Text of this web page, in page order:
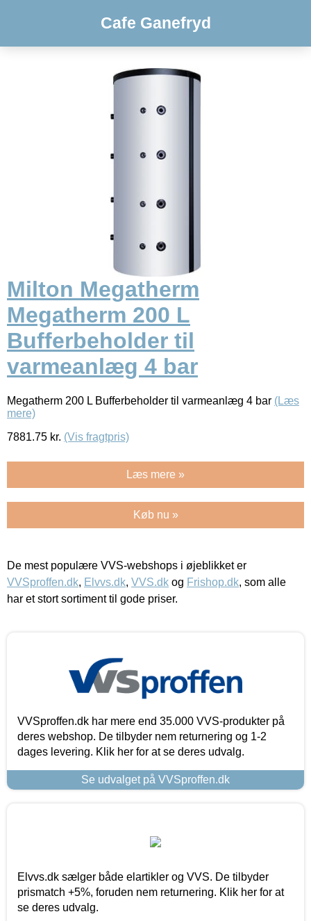
Cafe Ganefryd
Milton Megatherm
Megatherm 200 L
Bufferbeholder til
varmeanlæg 4 bar
Megatherm 200 L Bufferbeholder til varmeanlæg 4 bar (Læs
mere)
7881.75 kr. (Vis fragtpris)
Læs mere »
Køb nu »
De mest populære VVS-webshops i øjeblikket er
VVSproffen.dk, Elvvs.dk, VVS.dk og Frishop.dk, som alle
har et stort sortiment til gode priser.
VVSproffen.dk har mere end 35.000 VVS-produkter på
deres webshop. De tilbyder nem returnering og 1-2
dages levering. Klik her for at se deres udvalg.
Se udvalget på VVSproffen.dk
Elvvs.dk sælger både elartikler og VVS. De tilbyder
prismatch +5%, foruden nem returnering. Klik her for at
se deres udvalg.